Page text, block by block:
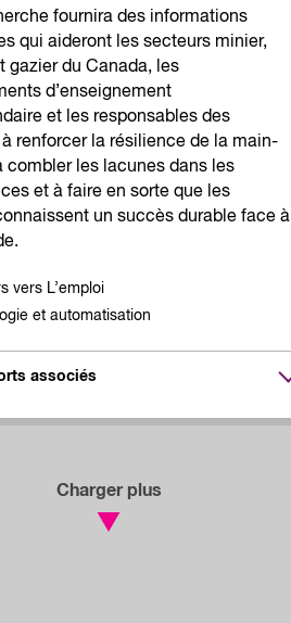
fournira des informations
qui aideront les secteurs minier,
gazier du Canada, les
d’enseignement
et les responsables des
renforcer la résilience de la main-
combler les lacunes dans les
et à faire en sorte que les
un succès durable face à
vers L’emploi
et automatisation
associés
Charger plus